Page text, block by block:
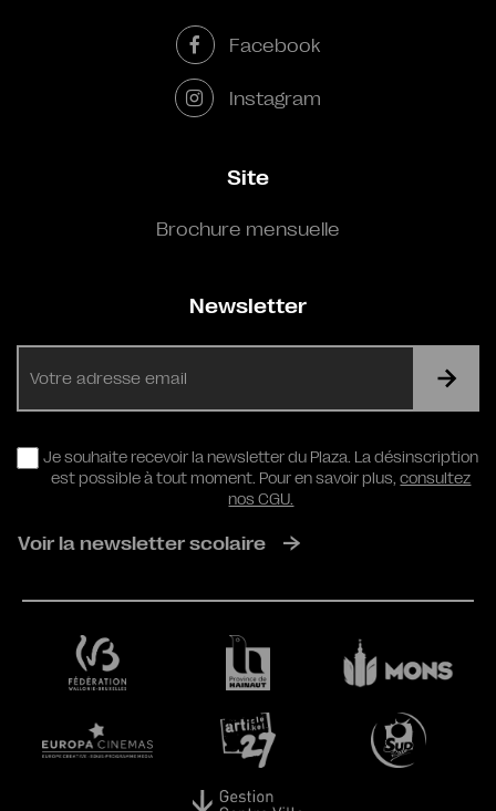
Facebook
Instagram
Site
Brochure mensuelle
Newsletter
RGPD
Je souhaite recevoir la newsletter du Plaza. La désinscription
est possible à tout moment. Pour en savoir plus,consultez
nos CGU.
Voir la newsletter scolaire